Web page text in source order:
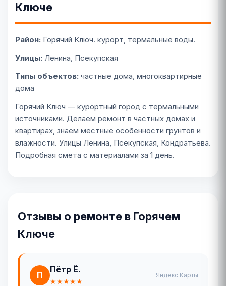
Ключе
Район: Горячий Ключ. курорт, термальные воды.
Улицы: Ленина, Псекупская
Типы объектов: частные дома, многоквартирные
дома
Горячий Ключ — курортный город с термальными
источниками. Делаем ремонт в частных домах и
квартирах, знаем местные особенности грунтов и
влажности. Улицы Ленина, Псекупская, Кондратьева.
Подробная смета с материалами за 1 день.
Отзывы о ремонте в Горячем
Ключе
П
Пётр Ё.
★★★★★
Яндекс.Карты